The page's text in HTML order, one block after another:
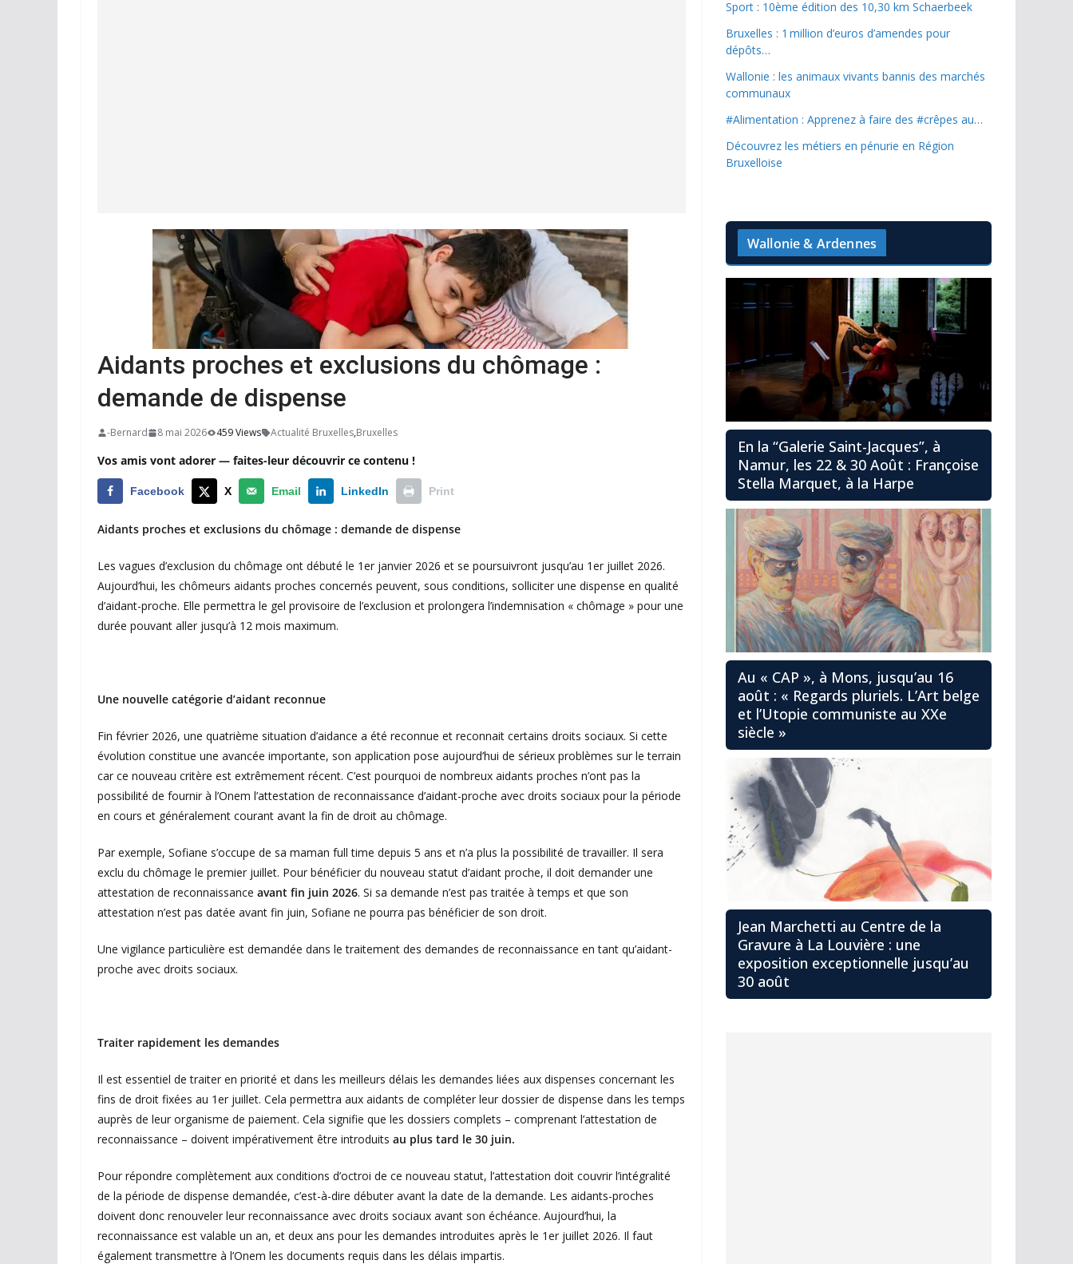
Aidants proches et exclusions du chômage :
demande de dispense
-Bernard 8 mai 2026 459 Views Actualité Bruxelles,Bruxelles
Vos amis vont adorer — faites-leur découvrir ce contenu !
Facebook X Email LinkedIn Print
Aidants proches et exclusions du chômage : demande de dispense
Les vagues d’exclusion du chômage ont débuté le 1er janvier 2026 et se poursuivront jusqu’au 1er juillet 2026.
Aujourd’hui, les chômeurs aidants proches concernés peuvent, sous conditions, solliciter une dispense en qualité
d’aidant-proche. Elle permettra le gel provisoire de l’exclusion et prolongera l’indemnisation « chômage » pour une
durée pouvant aller jusqu’à 12 mois maximum.
Une nouvelle catégorie d’aidant reconnue
Fin février 2026, une quatrième situation d’aidance a été reconnue et reconnait certains droits sociaux. Si cette
évolution constitue une avancée importante, son application pose aujourd’hui de sérieux problèmes sur le terrain
car ce nouveau critère est extrêmement récent. C’est pourquoi de nombreux aidants proches n’ont pas la
possibilité de fournir à l’Onem l’attestation de reconnaissance d’aidant-proche avec droits sociaux pour la période
en cours et généralement courant avant la fin de droit au chômage.
Par exemple, Sofiane s’occupe de sa maman full time depuis 5 ans et n’a plus la possibilité de travailler. Il sera
exclu du chômage le premier juillet. Pour bénéficier du nouveau statut d’aidant proche, il doit demander une
attestation de reconnaissance avant fin juin 2026. Si sa demande n’est pas traitée à temps et que son
attestation n’est pas datée avant fin juin, Sofiane ne pourra pas bénéficier de son droit.
Une vigilance particulière est demandée dans le traitement des demandes de reconnaissance en tant qu’aidant-
proche avec droits sociaux.
Traiter rapidement les demandes
Il est essentiel de traiter en priorité et dans les meilleurs délais les demandes liées aux dispenses concernant les
fins de droit fixées au 1er juillet. Cela permettra aux aidants de compléter leur dossier de dispense dans les temps
auprès de leur organisme de paiement. Cela signifie que les dossiers complets – comprenant l’attestation de
reconnaissance – doivent impérativement être introduits au plus tard le 30 juin.
Pour répondre complètement aux conditions d’octroi de ce nouveau statut, l’attestation doit couvrir l’intégralité
de la période de dispense demandée, c’est-à-dire débuter avant la date de la demande. Les aidants-proches
doivent donc renouveler leur reconnaissance avec droits sociaux avant son échéance. Aujourd’hui, la
reconnaissance est valable un an, et deux ans pour les demandes introduites après le 1er juillet 2026. Il faut
également transmettre à l’Onem les documents requis dans les délais impartis.
Sport : 10ème édition des 10,30 km Schaerbeek
Bruxelles : 1 million d’euros d’amendes pour
dépôts…
Wallonie : les animaux vivants bannis des marchés
communaux
#Alimentation : Apprenez à faire des #crêpes au…
Découvrez les métiers en pénurie en Région
Bruxelloise
Wallonie & Ardennes
En la “Galerie Saint-Jacques”, à
Namur, les 22 & 30 Août : Françoise
Stella Marquet, à la Harpe
Au « CAP », à Mons, jusqu’au 16
août : « Regards pluriels. L’Art belge
et l’Utopie communiste au XXe
siècle »
Jean Marchetti au Centre de la
Gravure à La Louvière : une
exposition exceptionnelle jusqu’au
30 août